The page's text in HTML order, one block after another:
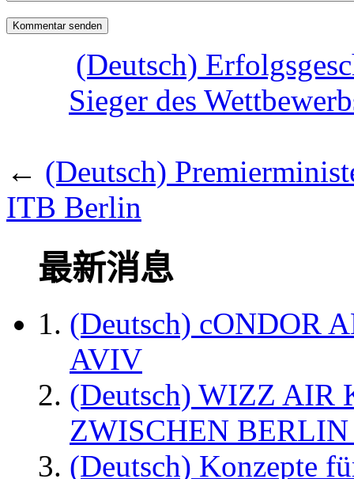
(Deutsch)
Sieger des
← (Deutsch)
ITB Berlin
最新消息
(Deutsch) cONDOR
AVIV
(Deutsch) WIZZ AIR
ZWISCHEN
(Deutsch) Konzepte